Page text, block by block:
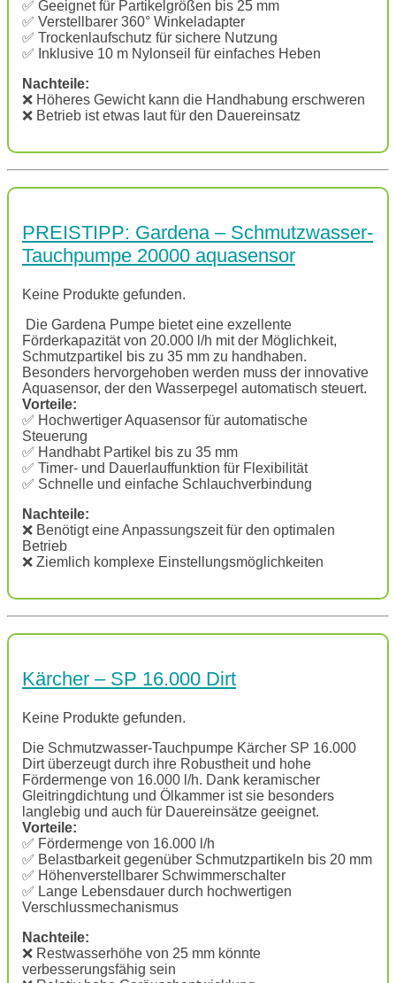
✅ Geeignet für Partikelgrößen bis 25 mm
✅ Verstellbarer 360° Winkeladapter
✅ Trockenlaufschutz für sichere Nutzung
✅ Inklusive 10 m Nylonseil für einfaches Heben
Nachteile:
❌ Höheres Gewicht kann die Handhabung erschweren
❌ Betrieb ist etwas laut für den Dauereinsatz
PREISTIPP: Gardena – Schmutzwasser-
Tauchpumpe 20000 aquasensor
Keine Produkte gefunden.
Die Gardena Pumpe bietet eine exzellente
Förderkapazität von 20.000 l/h mit der Möglichkeit,
Schmutzpartikel bis zu 35 mm zu handhaben.
Besonders hervorgehoben werden muss der innovative
Aquasensor, der den Wasserpegel automatisch steuert.
Vorteile:
✅ Hochwertiger Aquasensor für automatische
Steuerung
✅ Handhabt Partikel bis zu 35 mm
✅ Timer- und Dauerlauffunktion für Flexibilität
✅ Schnelle und einfache Schlauchverbindung
Nachteile:
❌ Benötigt eine Anpassungszeit für den optimalen
Betrieb
❌ Ziemlich komplexe Einstellungsmöglichkeiten
Kärcher – SP 16.000 Dirt
Keine Produkte gefunden.
Die Schmutzwasser-Tauchpumpe Kärcher SP 16.000
Dirt überzeugt durch ihre Robustheit und hohe
Fördermenge von 16.000 l/h. Dank keramischer
Gleitringdichtung und Ölkammer ist sie besonders
langlebig und auch für Dauereinsätze geeignet.
Vorteile:
✅ Fördermenge von 16.000 l/h
✅ Belastbarkeit gegenüber Schmutzpartikeln bis 20 mm
✅ Höhenverstellbarer Schwimmerschalter
✅ Lange Lebensdauer durch hochwertigen
Verschlussmechanismus
Nachteile:
❌ Restwasserhöhe von 25 mm könnte
verbesserungsfähig sein